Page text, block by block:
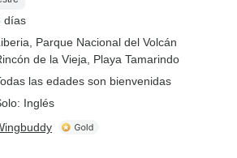
días
, Parque Nacional del Volcán
de la Vieja , Playa Tamarindo
las edades son bienvenidas
Inglés